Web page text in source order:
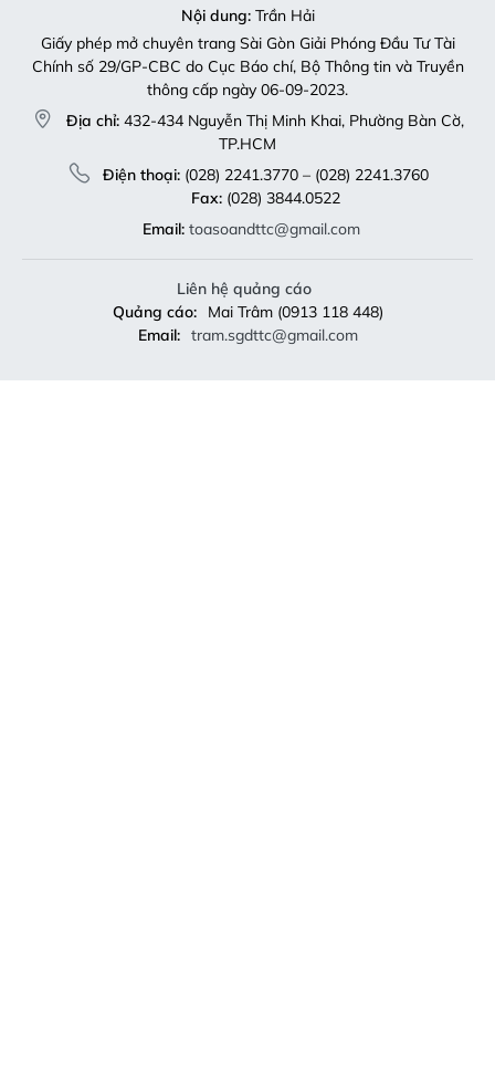
Nội dung:Trần Hải
Giấy phép mở chuyên trang Sài Gòn Giải Phóng Đầu Tư Tài
Chính số 29/GP-CBC do Cục Báo chí, Bộ Thông tin và Truyền
thông cấp ngày 06-09-2023.
Địa chỉ: 432-434 Nguyễn Thị Minh Khai, Phường Bàn Cờ,
TP.HCM
Điện thoại:(028) 2241.3770 – (028) 2241.3760
Fax:(028) 3844.0522
Email: toasoandttc@gmail.com
Liên hệ quảng cáo
Quảng cáo:
Mai Trâm (0913 118 448)
Email: tram.sgdttc@gmail.com